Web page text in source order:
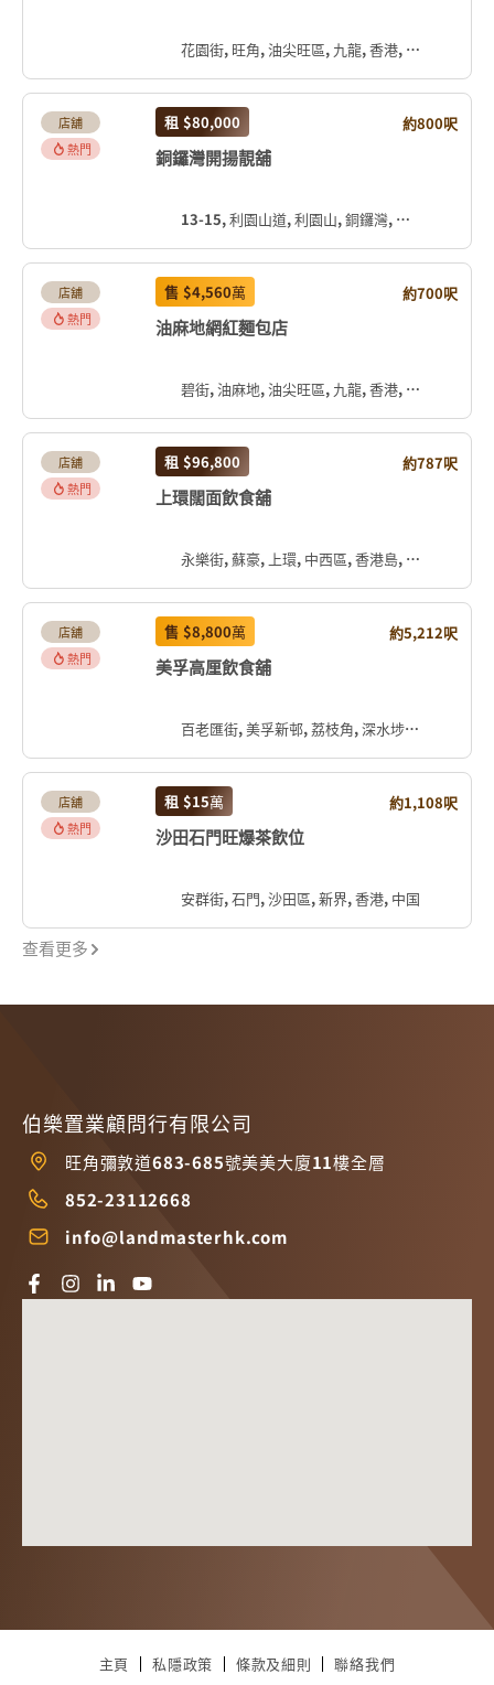
查看更多
花園街, 旺角, 油尖旺區, 九龍, 香港, 中国
店舖
熱門
租 $80,000 約800呎
銅鑼灣開揚靚舖
13-15, 利園山道, 利園山, 銅鑼灣, 灣仔區, 香港島, 香港, 中国
店舖
熱門
售 $4,560萬 約700呎
油麻地網紅麵包店
碧街, 油麻地, 油尖旺區, 九龍, 香港, 中国
店舖
熱門
租 $96,800 約787呎
上環闊面飲食舖
永樂街, 蘇豪, 上環, 中西區, 香港島, 香港, 中国
店舖
熱門
售 $8,800萬 約5,212呎
美孚高厘飲食舖
百老匯街, 美孚新邨, 荔枝角, 深水埗區, 九龍, 香港, 中国
店舖
熱門
租 $15萬 約1,108呎
沙田石門旺爆茶飲位
安群街, 石門, 沙田區, 新界, 香港, 中国
伯樂置業顧問行有限公司
旺角彌敦道683-685號美美大廈11樓全層
852-23112668
info@landmasterhk.com
主頁 私隱政策 條款及細則 聯絡我們